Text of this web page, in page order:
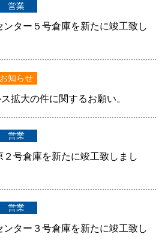
営業
ンター５号倉庫を新たに竣工致し
お知らせ
拡大の件に関するお願い。
営業
号倉庫を新たに竣工致しまし
営業
ンター３号倉庫を新たに竣工致し